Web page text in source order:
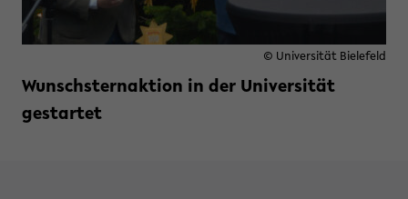
© Universität Bielefeld
Wunschsternaktion in der Universität
gestartet